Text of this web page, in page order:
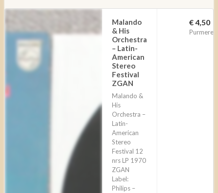
Malando
& His
Orchestra
– Latin-
American
Stereo
Festival
ZGAN
Malando &
His
Orchestra –
Latin-
American
Stereo
Festival 12
nrs LP 1970
ZGAN
Label:
Philips –
€ 4,50